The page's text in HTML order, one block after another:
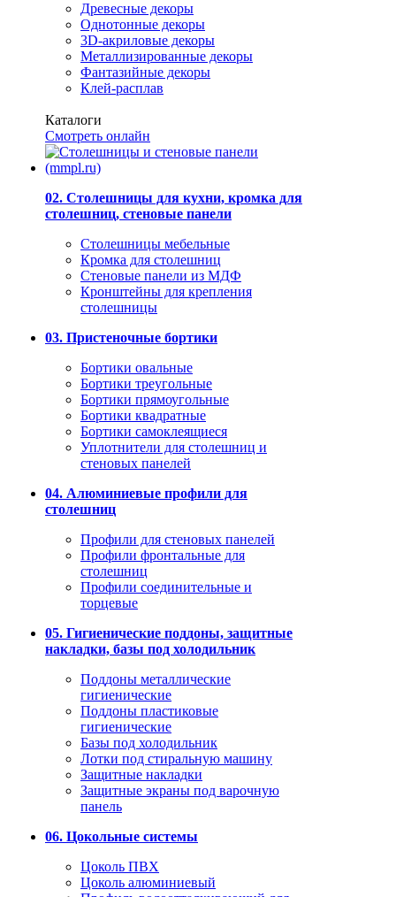
Древесные декоры
Однотонные декоры
3D-акриловые декоры
Металлизированные декоры
Фантазийные декоры
Клей-расплав
Каталоги
Смотреть онлайн
02. Столешницы для кухни, кромка для
столешниц, стеновые панели
Столешницы мебельные
Кромка для столешниц
Стеновые панели из МДФ
Кронштейны для крепления
столешницы
03. Пристеночные бортики
Бортики овальные
Бортики треугольные
Бортики прямоугольные
Бортики квадратные
Бортики самоклеящиеся
Уплотнители для столешниц и
стеновых панелей
04. Алюминиевые профили для
столешниц
Профили для стеновых панелей
Профили фронтальные для
столешниц
Профили соединительные и
торцевые
05. Гигиенические поддоны, защитные
накладки, базы под холодильник
Поддоны металлические
гигиенические
Поддоны пластиковые
гигиенические
Базы под холодильник
Лотки под стиральную машину
Защитные накладки
Защитные экраны под варочную
панель
06. Цокольные системы
Цоколь ПВХ
Цоколь алюминиевый